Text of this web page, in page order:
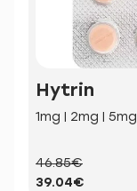
Hytrin
1mg | 2mg | 5mg
46.85€
39.04€